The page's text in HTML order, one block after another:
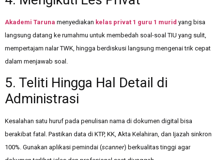
Akademi Taruna menyediakan kelas privat 1 guru 1 murid yang bisa
langsung datang ke rumahmu untuk membedah soal-soal TIU yang sulit,
mempertajam nalar TWK, hingga berdiskusi langsung mengenai trik cepat
dalam menjawab soal.
5. Teliti Hingga Hal Detail di
Administrasi
Kesalahan satu huruf pada penulisan nama di dokumen digital bisa
berakibat fatal. Pastikan data di KTP, KK, Akta Kelahiran, dan Ijazah sinkron
100%. Gunakan aplikasi pemindai (scanner) berkualitas tinggi agar